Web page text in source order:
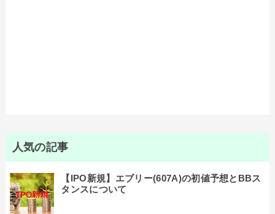
人気の記事
【IPO新規】エブリー(607A)の初値予想とBBス
タンスについて